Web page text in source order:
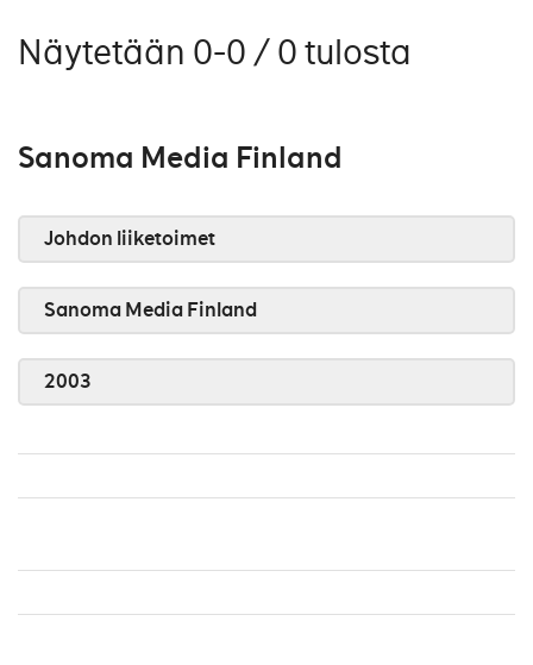
Näytetään 0-0 / 0 tulosta
Sanoma Media Finland
Johdon liiketoimet
Sanoma Media Finland
2003